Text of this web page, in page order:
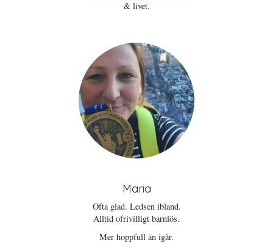
& livet.
Maria
Ofta glad. Ledsen ibland.
Alltid ofrivilligt barnlös.
Mer hoppfull än igår.